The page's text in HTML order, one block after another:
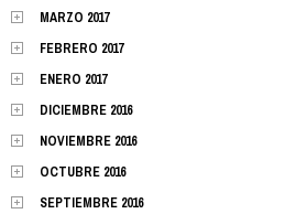
MARZO 2017
FEBRERO 2017
ENERO 2017
DICIEMBRE 2016
NOVIEMBRE 2016
OCTUBRE 2016
SEPTIEMBRE 2016